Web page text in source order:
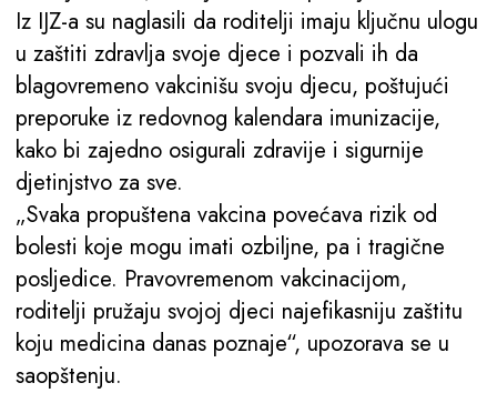
Iz IJZ-a su naglasili da roditelji imaju ključnu ulogu
u zaštiti zdravlja svoje djece i pozvali ih da
blagovremeno vakcinišu svoju djecu, poštujući
preporuke iz redovnog kalendara imunizacije,
kako bi zajedno osigurali zdravije i sigurnije
djetinjstvo za sve.
„Svaka propuštena vakcina povećava rizik od
bolesti koje mogu imati ozbiljne, pa i tragične
posljedice. Pravovremenom vakcinacijom,
roditelji pružaju svojoj djeci najefikasniju zaštitu
koju medicina danas poznaje“, upozorava se u
saopštenju.